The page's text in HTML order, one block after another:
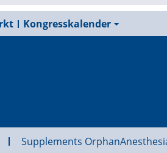
Kongresskalender
Supplements